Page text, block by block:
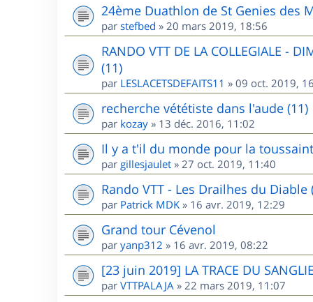
24ème Duathlon de St Genies des
par stefbed » 20 mars 2019, 18:56
RANDO VTT DE LA COLLEGIALE -
(11)
par LESLACETSDEFAITS11 » 09 oct. 2019,
recherche vététiste dans l'aude (11)
par kozay » 13 déc. 2016, 11:02
Il y a t'il du monde pour la
par gillesjaulet » 27 oct. 2019, 11:40
Rando VTT - Les Drailhes du Diable
par Patrick MDK » 16 avr. 2019, 12:29
Grand tour Cévenol
par yanp312 » 16 avr. 2019, 08:22
[23 juin 2019] LA TRACE DU
par VTTPALAJA » 22 mars 2019, 11:07